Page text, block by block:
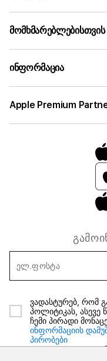
მომხმარებლებისთვის
ინფორმაცია
Apple Premium
ელ.ფოსტა
ვადასტურებ, რომ
პოლიტიკას, ასევე
ჩემი პირადი
ინფორმაციის
პირობები